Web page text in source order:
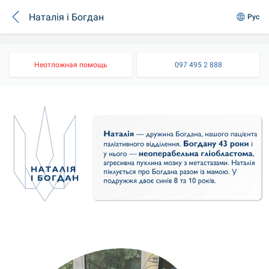
Наталія і Богдан Рус
Неотложная помощь 097 495 2 888